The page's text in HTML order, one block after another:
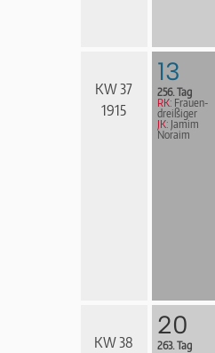
KW 37
1915
13
256. Tag
RK: Frau­en­
drei­ßi­ger
JK: Jamim
Noraim
KW 38
20
263. Tag